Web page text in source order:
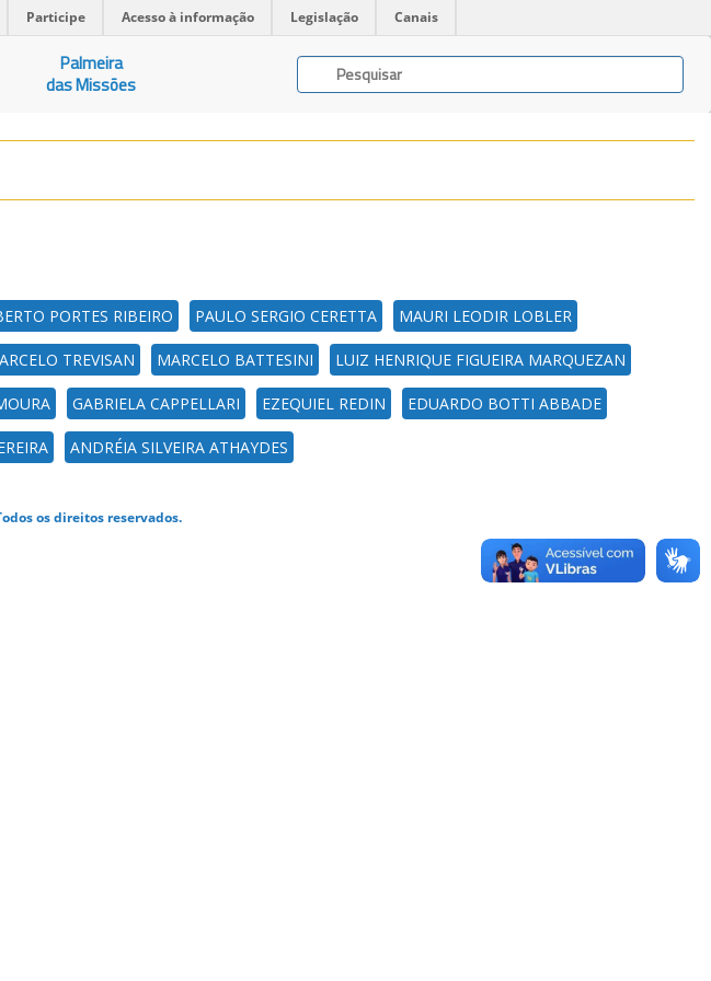
Participe Acesso à informação Legislação Canais
Palmeira
das Missões
PORTES RIBEIRO PAULO SERGIO CERETTA MAURI LEODIR LOBLER
TREVISAN MARCELO BATTESINI LUIZ HENRIQUE FIGUEIRA MARQUEZAN
GABRIELA CAPPELLARI EZEQUIEL REDIN EDUARDO BOTTI ABBADE
ANDRÉIA SILVEIRA ATHAYDES
os direitos reservados.